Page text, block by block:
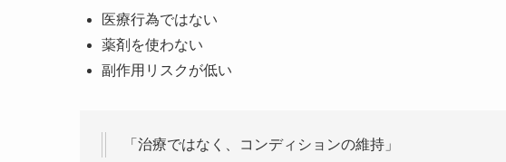
医療行為ではない
薬剤を使わない
副作用リスクが低い
「治療ではなく、コンディションの維持」